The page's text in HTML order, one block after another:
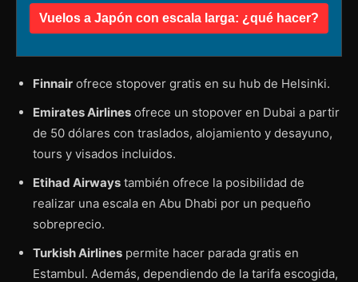
Vuelos a Japón con escala larga: ¿qué hacer?
Finnair ofrece stopover gratis en su hub de Helsinki.
Emirates Airlines ofrece un stopover en Dubai a partir
de 50 dólares con traslados, alojamiento y desayuno,
tours y visados incluidos.
Etihad Airways también ofrece la posibilidad de
realizar una escala en Abu Dhabi por un pequeño
sobreprecio.
Turkish Airlines permite hacer parada gratis en
Estambul. Además, dependiendo de la tarifa escogida,